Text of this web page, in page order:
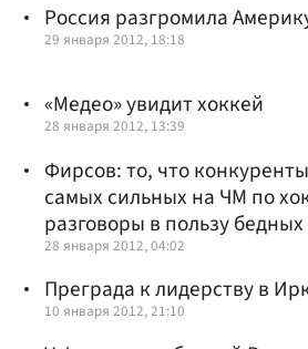
Россия разгромила
29 января 2012, 18:18
«Медео» увидит хоккей
28 января 2012, 13:39
Фирсов: то, что
самых сильных на ЧМ по
разговоры в пользу бедных
28 января 2012, 04:02
Преграда к лидерству в
10 января 2012, 21:10